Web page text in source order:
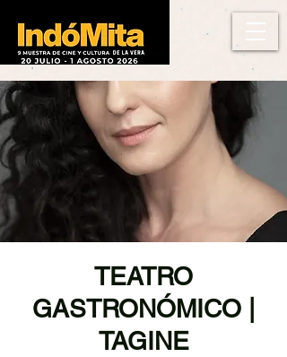
TEATRO
GASTRONÓMICO |
TAGINE